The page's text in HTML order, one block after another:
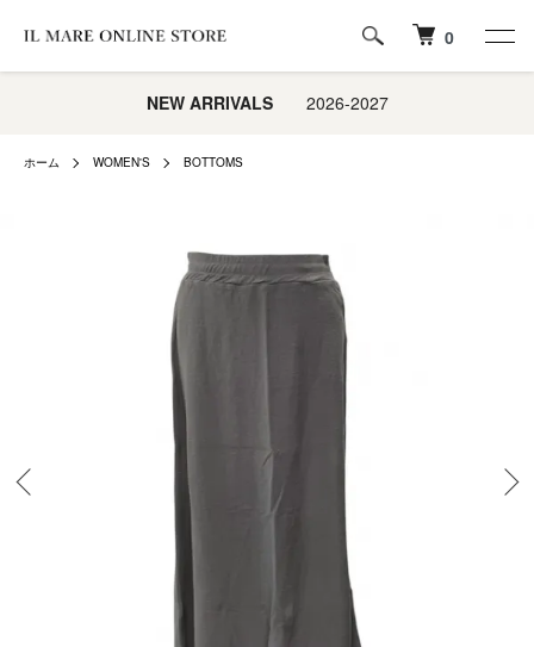
0
NEW ARRIVALS2026-2027
ホーム WOMEN'S BOTTOMS